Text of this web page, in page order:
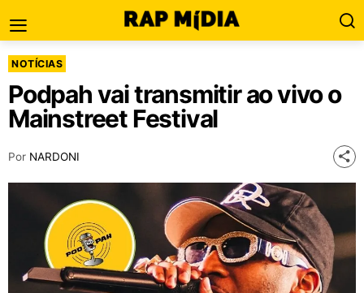
NOTÍCIAS
Podpah vai transmitir ao vivo o
Mainstreet Festival
Por NARDONI